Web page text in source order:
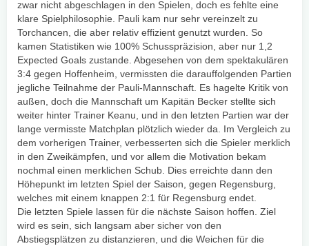
zwar nicht abgeschlagen in den Spielen, doch es fehlte eine
klare Spielphilosophie. Pauli kam nur sehr vereinzelt zu
Torchancen, die aber relativ effizient genutzt wurden. So
kamen Statistiken wie 100% Schusspräzision, aber nur 1,2
Expected Goals zustande. Abgesehen von dem spektakulären
3:4 gegen Hoffenheim, vermissten die darauffolgenden Partien
jegliche Teilnahme der Pauli-Mannschaft. Es hagelte Kritik von
außen, doch die Mannschaft um Kapitän Becker stellte sich
weiter hinter Trainer Keanu, und in den letzten Partien war der
lange vermisste Matchplan plötzlich wieder da. Im Vergleich zu
dem vorherigen Trainer, verbesserten sich die Spieler merklich
in den Zweikämpfen, und vor allem die Motivation bekam
nochmal einen merklichen Schub. Dies erreichte dann den
Höhepunkt im letzten Spiel der Saison, gegen Regensburg,
welches mit einem knappen 2:1 für Regensburg endet.
Die letzten Spiele lassen für die nächste Saison hoffen. Ziel
wird es sein, sich langsam aber sicher von den
Abstiegsplätzen zu distanzieren, und die Weichen für die